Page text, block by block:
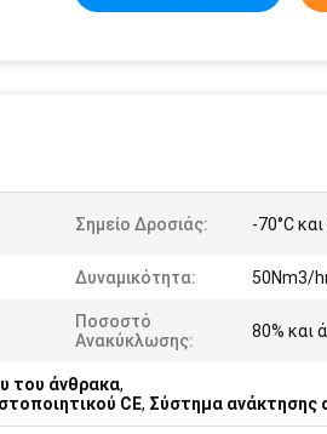
Σημείο Δροσιάς: -70°C
Δυναμικότητα: 50Nm3/
Ποσοστό
Ανακύκλωσης:
80% και
του άνθρακα,
CE, Σύστημα ανάκτησης